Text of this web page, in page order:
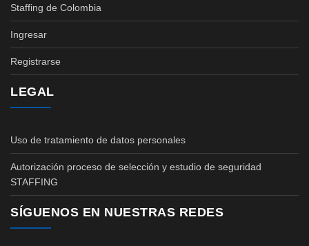
Staffing de Colombia
Ingresar
Registrarse
LEGAL
Uso de tratamiento de datos personales
Autorización proceso de selección y estudio de seguridad
STAFFING
SÍGUENOS EN NUESTRAS REDES